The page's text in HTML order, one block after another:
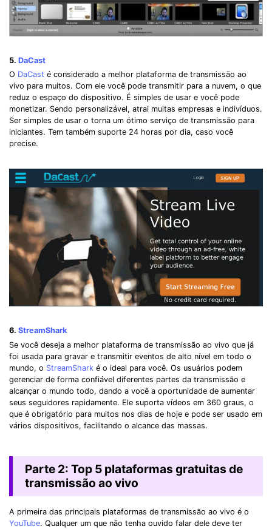
5. DaCast
O DaCast é considerado a melhor plataforma de transmissão ao
vivo para muitos. Com ele você pode transmitir para a nuvem, o que
reduz o espaço do dispositivo. É simples de usar e você pode
monetizar. Sendo personalizável, atrai muitas empresas e indivíduos.
Ser simples de usar o torna um ótimo serviço de transmissão para
iniciantes. Tem também suporte 24 horas por dia, caso você
precise.
6. StreamShark
Se você deseja a melhor plataforma de transmissão ao vivo que já
foi usada para gravar e transmitir eventos de alto nível em todo o
mundo, o StreamShark é o ideal para você. Os usuários podem
gerenciar de forma confiável diferentes partes da transmissão e
alcançar o mundo todo, dando a você a oportunidade de aumentar
seus seguidores rapidamente. Ele suporta vídeos em 360 graus, o
que é obrigatório para muitos nos dias de hoje e pode ser usado em
vários dispositivos, facilitando o alcance das massas.
Parte 2: Top 5 plataformas gratuitas de
transmissão ao vivo
A primeira das principais plataformas de transmissão ao vivo é o
YouTube. Qualquer um que não tenha ouvido falar dele deve ter